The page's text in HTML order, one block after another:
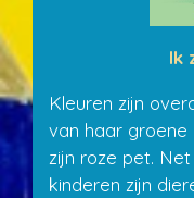
Ik
Kleuren zijn
van haar
zijn roze pet.
kinderen zijn